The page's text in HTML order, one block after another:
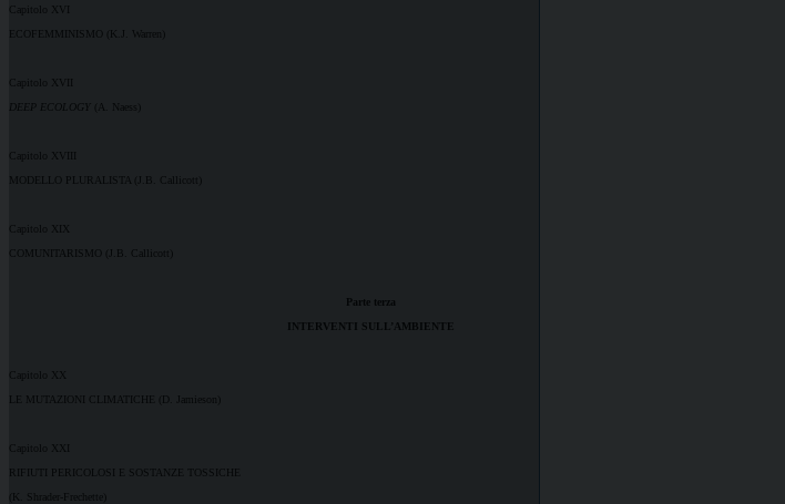
Capitolo XVI
ECOFEMMINISMO (K.J. Warren)
Capitolo XVII
DEEP ECOLOGY
(A. Naess)
Capitolo XVIII
MODELLO PLURALISTA (J.B. Callicott)
Capitolo XIX
COMUNITARISMO (J.B. Callicott)
Parte terza
INTERVENTI SULL’AMBIENTE
Capitolo XX
LE MUTAZIONI CLIMATICHE (D. Jamieson)
Capitolo XXI
RIFIUTI PERICOLOSI E SOSTANZE TOSSICHE
(K. Shrader-Frechette)